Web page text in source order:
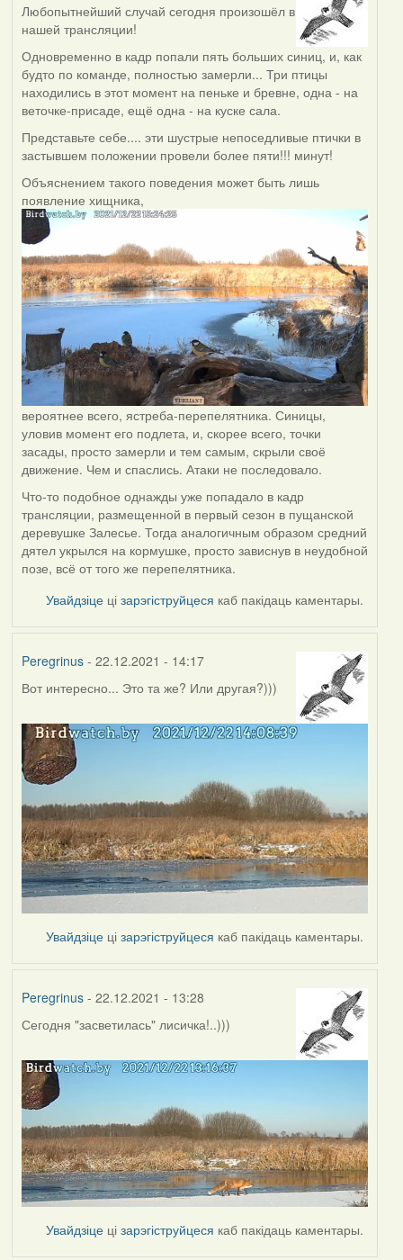
Любопытнейший случай сегодня произошёл в
нашей трансляции!
Одновременно в кадр попали пять больших синиц, и, как
будто по команде, полностью замерли... Три птицы
находились в этот момент на пеньке и бревне, одна - на
веточке-присаде, ещё одна - на куске сала.
Представьте себе.... эти шустрые непоседливые птички в
застывшем положении провели более пяти!!! минут!
Объяснением такого поведения может быть лишь
появление хищника,
вероятнее всего, ястреба-перепелятника. Синицы,
уловив момент его подлета, и, скорее всего, точки
засады, просто замерли и тем самым, скрыли своё
движение. Чем и спаслись. Атаки не последовало.
Что-то подобное однажды уже попадало в кадр
трансляции, размещенной в первый сезон в пущанской
деревушке Залесье. Тогда аналогичным образом средний
дятел укрылся на кормушке, просто зависнув в неудобной
позе, всё от того же перепелятника.
Увайдзіце цізарэгіструйцеся каб пакідаць каментары.
Peregrinus- 22.12.2021 - 14:17
Вот интересно... Это та же? Или другая?)))
Увайдзіце цізарэгіструйцеся каб пакідаць каментары.
Peregrinus- 22.12.2021 - 13:28
Сегодня "засветилась" лисичка!..)))
Увайдзіце цізарэгіструйцеся каб пакідаць каментары.